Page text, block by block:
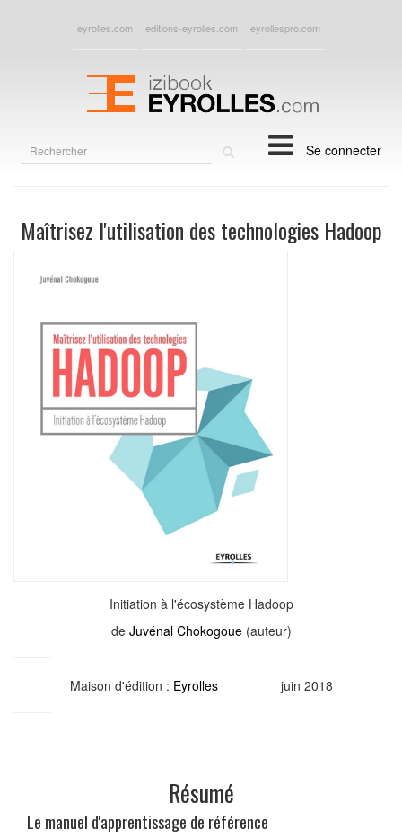
eyrolles.com editions-eyrolles.com eyrollespro.com
Se connecter
Maîtrisez l'utilisation des technologies Hadoop
Initiation à l'écosystème Hadoop
de Juvénal Chokogoue(auteur)
Maison d'édition : Eyrolles juin 2018
Résumé
Le manuel d'apprentissage de référence